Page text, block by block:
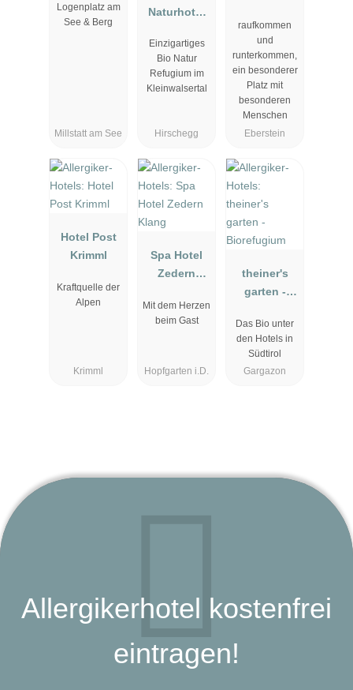
Logenplatz am
See & Berg
Millstatt am See
Naturhotel
Valisa****s
Einzigartiges
Bio Natur
Refugium im
Kleinwalsertal
Hirschegg
raufkommen
und
runterkommen,
ein besonderer
Platz mit
besonderen
Menschen
Eberstein
Hotel Post
Krimml
Kraftquelle der
Alpen
Krimml
Spa Hotel
Zedern
Mit dem Herzen
beim Gast
Hopfgarten i.D.
theiner's
garten -
Das Bio unter
den Hotels in
Südtirol
Gargazon
Allergikerhotel kostenfrei
eintragen!